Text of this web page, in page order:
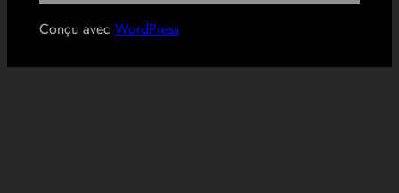
Conçu avec WordPress